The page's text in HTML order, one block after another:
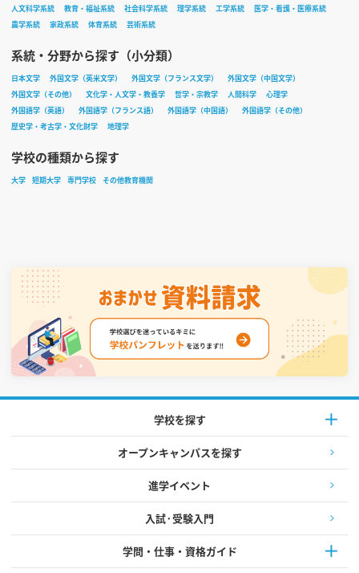
人文科学系統 教育・福祉系統 社会科学系統 理学系統 工学系統
医学・看護・医療系統
農学系統
家政系統 体育系統 芸術系統
系統・分野から探す（小分類）
日本文学 外国文学（英米文学） 外国文学（フランス文学）
外国文学（中国文学）
外国文学（その他）
文化学・人文学・教養学 哲学・宗教学 人間科学
心理学
外国語学（英語）
外国語学（フランス語） 外国語学（中国語）
外国語学（その他）
歴史学・考古学・文化財学
地理学
学校の種類から探す
大学 短期大学 専門学校 その他教育機関
学校を探す
オープンキャンパスを探す
進学イベント
入試·受験入門
学問・仕事・資格ガイド